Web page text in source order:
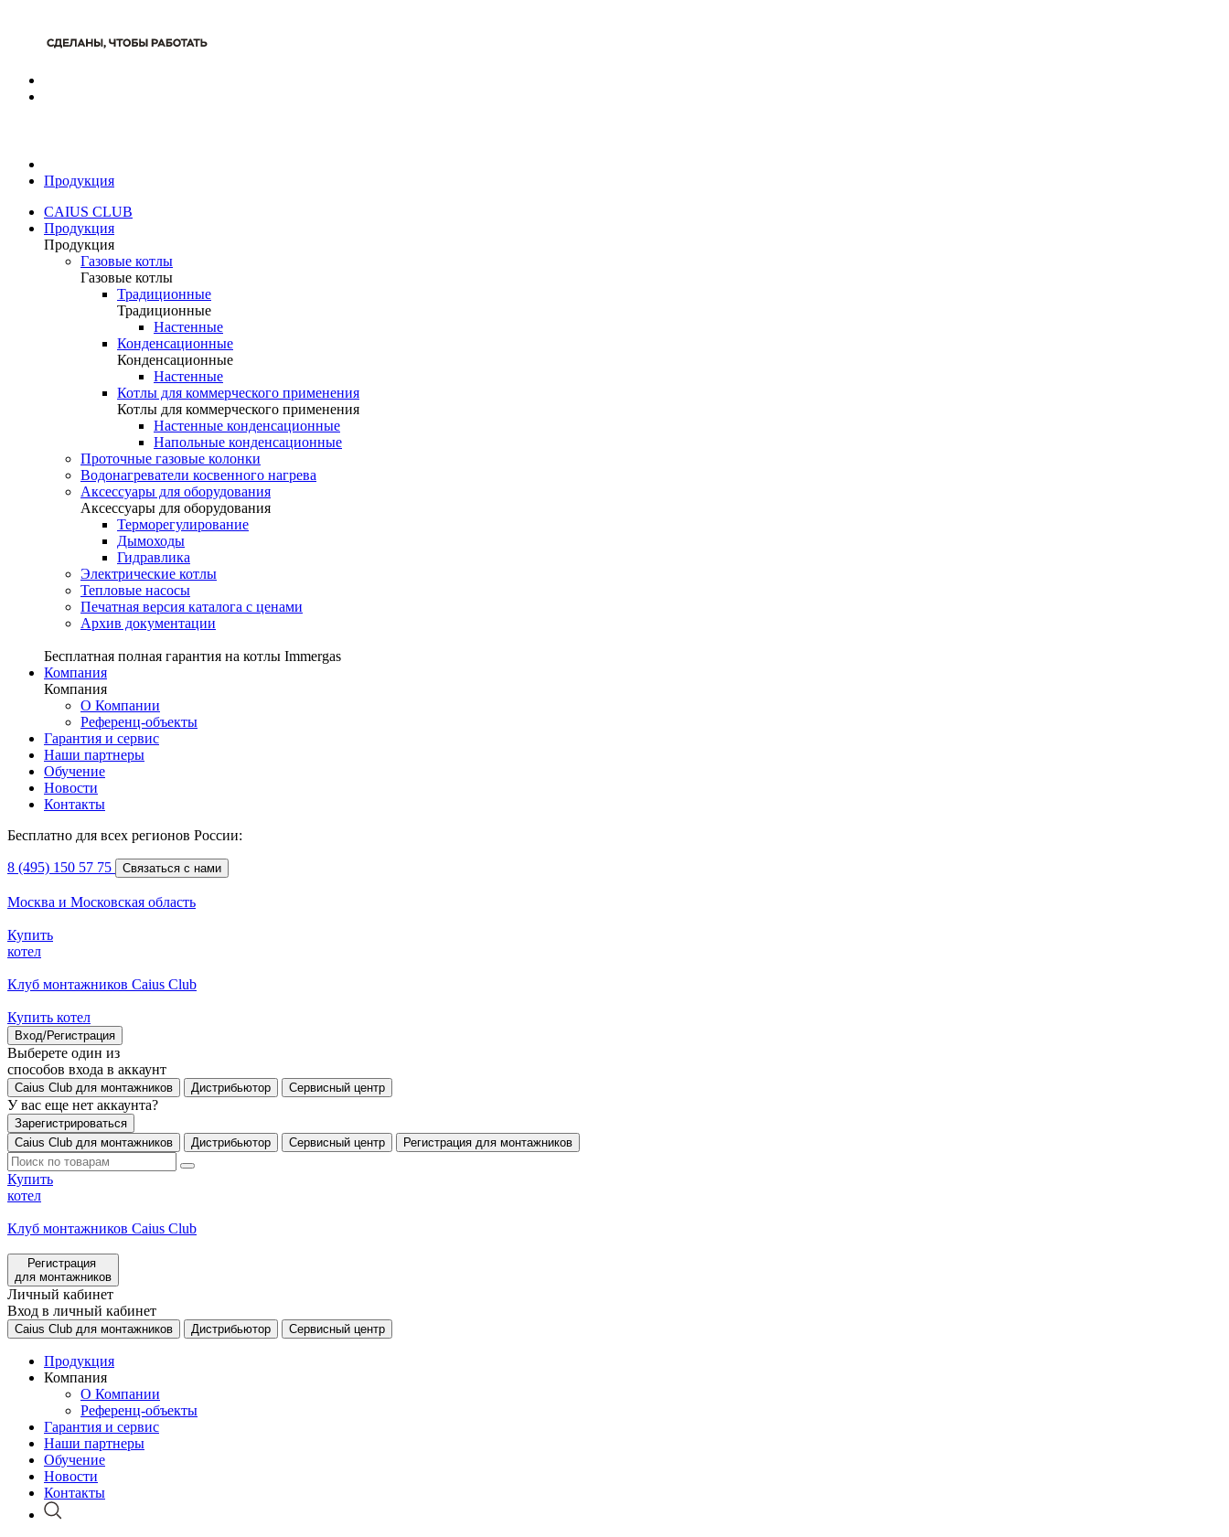
Продукция
CAIUS CLUB
Продукция
Продукция
Газовые котлы
Газовые котлы
Традиционные
Традиционные
Настенные
Конденсационные
Конденсационные
Настенные
Котлы для коммерческого применения
Котлы для коммерческого применения
Настенные конденсационные
Напольные конденсационные
Проточные газовые колонки
Водонагреватели косвенного нагрева
Аксессуары для оборудования
Аксессуары для оборудования
Терморегулирование
Дымоходы
Гидравлика
Электрические котлы
Тепловые насосы
Печатная версия каталога с ценами
Архив документации
Бесплатная полная гарантия на котлы Immergas
Компания
Компания
О Компании
Референц-объекты
Гарантия и сервис
Наши партнеры
Обучение
Новости
Контакты
Бесплатно для всех регионов России:
8 (495) 150 57 75 Связаться с нами
Москва и Московская область
Купить
котел
Клуб монтажников Caius Club
Купить котел
Вход/Регистрация
Выберете один из
способов входа в аккаунт
Caius Club для монтажников Дистрибьютор Сервисный центр
У вас еще нет аккаунта?
Зарегистрироваться
Caius Club для монтажников
Дистрибьютор Сервисный центр Регистрация для монтажников
Купить
котел
Клуб монтажников Caius Club
Регистрация
для монтажников
Личный кабинет
Вход в личный кабинет
Caius Club для монтажников Дистрибьютор Сервисный центр
Продукция
Компания
О Компании
Референц-объекты
Гарантия и сервис
Наши партнеры
Обучение
Новости
Контакты